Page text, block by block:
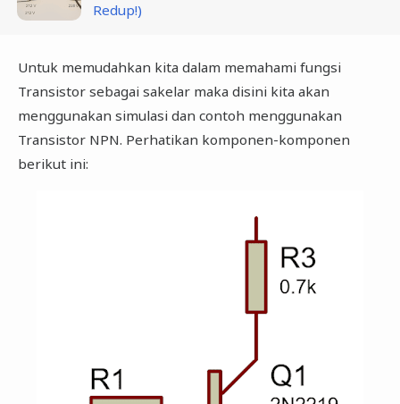
Redup!)
Untuk memudahkan kita dalam memahami fungsi
Transistor sebagai sakelar maka disini kita akan
menggunakan simulasi dan contoh menggunakan
Transistor NPN. Perhatikan komponen-komponen
berikut ini: